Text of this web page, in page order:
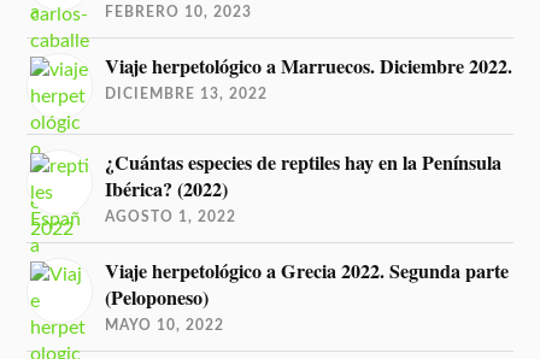
FEBRERO 10, 2023
Viaje herpetológico a Marruecos. Diciembre 2022.
DICIEMBRE 13, 2022
¿Cuántas especies de reptiles hay en la Península
Ibérica? (2022)
AGOSTO 1, 2022
Viaje herpetológico a Grecia 2022. Segunda parte
(Peloponeso)
MAYO 10, 2022